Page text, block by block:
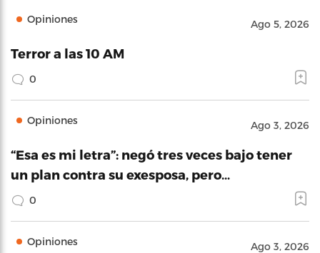
Opiniones Ago 5, 2026
Terror a las 10 AM
0
Opiniones Ago 3, 2026
“Esa es mi letra”: negó tres veces bajo tener
un plan contra su exesposa, pero…
0
Opiniones Ago 3, 2026